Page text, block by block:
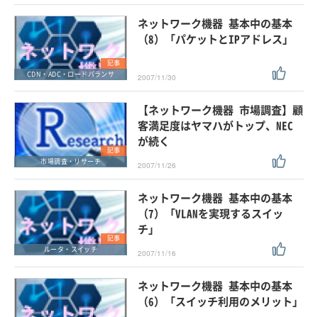
記事
CDN・ADC・ロードバランサ
ネットワーク機器 基本中の基本
（8）「パケットとIPアドレス」
2007/11/30
記事
市場調査・リサーチ
【ネットワーク機器 市場調査】顧
客満足度はヤマハがトップ、NEC
が続く
2007/11/26
記事
ルータ・スイッチ
ネットワーク機器 基本中の基本
（7）「VLANを実現するスイッ
チ」
2007/11/16
ネットワーク機器 基本中の基本
（6）「スイッチ利用のメリット」